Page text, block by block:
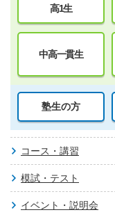
高1生
中高一貫生
塾生の方
コース・講習
模試・テスト
イベント・説明会